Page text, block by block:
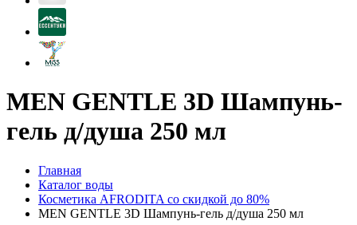
MEN GENTLE 3D Шампунь-
гель д/душа 250 мл
Главная
Каталог воды
Косметика AFRODITA со скидкой до 80%
MEN GENTLE 3D Шампунь-гель д/душа 250 мл